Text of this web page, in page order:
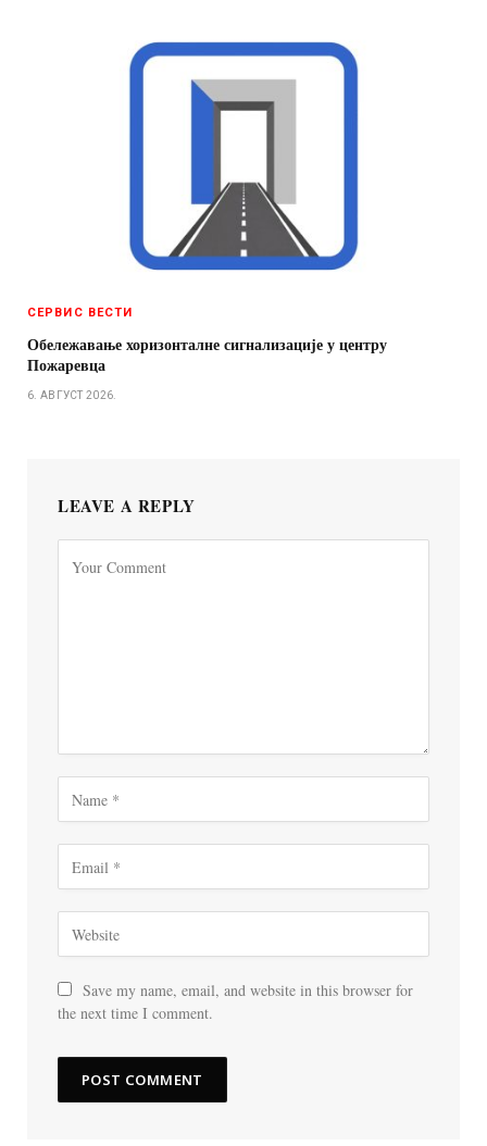
СЕРВИС ВЕСТИ
Обележавање хоризонталне сигнализације у центру
Пожаревца
6. АВГУСТ 2026.
LEAVE A REPLY
Save my name, email, and website in this browser for
the next time I comment.